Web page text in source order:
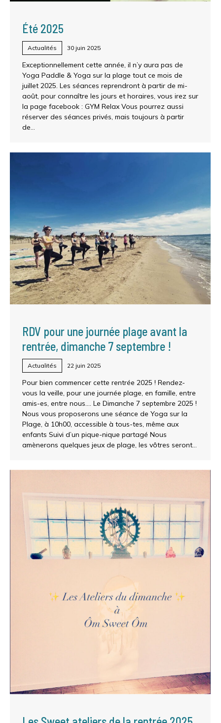
Été 2025
Actualités 30 juin 2025
Exceptionnellement cette année, il n’y aura pas de
Yoga Paddle & Yoga sur la plage tout ce mois de
juillet 2025. Les séances reprendront à partir de mi-
août, pour connaître les jours et horaires, vous irez sur
la page facebook : GYM Relax Vous pourrez aussi
réserver des séances privés, mais toujours à partir
de…
RDV pour une journée plage avant la
rentrée, dimanche 7 septembre !
Actualités 22 juin 2025
Pour bien commencer cette rentrée 2025 ! Rendez-
vous la veille, pour une journée plage, en famille, entre
amis-es, entre nous…. Le Dimanche 7 septembre 2025 !
Nous vous proposerons une séance de Yoga sur la
Plage, à 10h00, accessible à tous-tes, même aux
enfants Suivi d’un pique-nique partagé Nous
amènerons quelques jeux de plage, les vôtres seront…